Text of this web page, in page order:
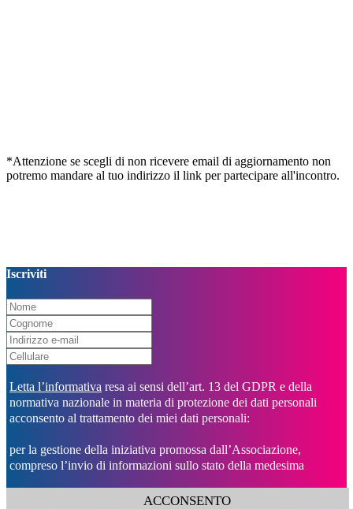
*Attenzione se scegli di non ricevere email di aggiornamento non
potremo mandare al tuo indirizzo il link per partecipare all'incontro.
Iscriviti
Letta l’informativa resa ai sensi dell’art. 13 del GDPR e della
normativa nazionale in materia di protezione dei dati personali
acconsento al trattamento dei miei dati personali:
per la gestione della iniziativa promossa dall’Associazione,
compreso l’invio di informazioni sullo stato della medesima
ACCONSENTO